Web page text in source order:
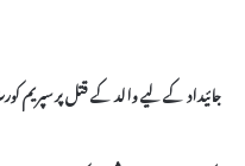
جائیداد کے لیے والد کے قتل پر سپریم